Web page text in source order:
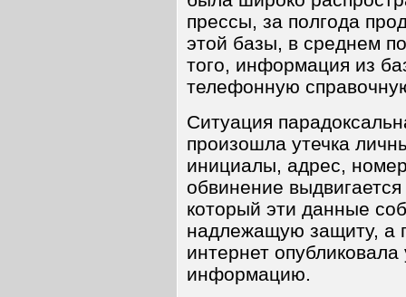
прессы, за полгода
этой базы, в среднем
того, информация из
телефонную
Ситуация
произошла утечка
инициалы, адрес,
обвинение
который эти данные
надлежащую защиту, а
интернет
информацию.